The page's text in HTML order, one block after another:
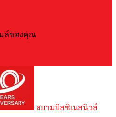
มล์ของคุณ
สยามบิสซิเนสนิวส์